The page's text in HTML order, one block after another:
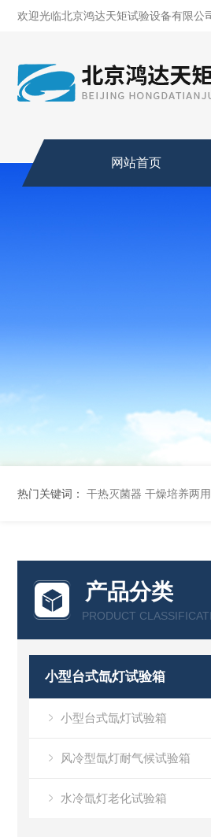
欢迎光临北京鸿达天矩试验设备有限公
网站首页
热门关键词： 干热灭菌器 干燥培养两
产品分类
PRODUCT
小型台式氙灯试验箱
小型台式氙灯试验箱
风冷型氙灯耐气候试验箱
水冷氙灯老化试验箱